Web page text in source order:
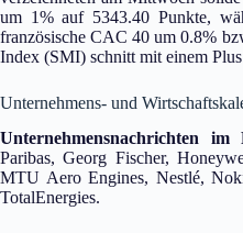
um 1% auf 5343.40 Punkte,
französische CAC 40 um 0.8%
Index (SMI) schnitt mit einem
Unternehmens- und
Unternehmensnachrichten im
Paribas, Georg Fischer,
MTU Aero Engines, Nestlé,
TotalEnergies.